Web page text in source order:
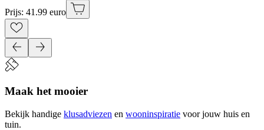
Prijs: 41.99 euro
Maak het mooier
Bekijk handige klusadviezen en wooninspiratie voor jouw huis en
tuin.